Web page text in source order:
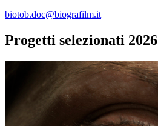
biotob.doc@biografilm.it
Progetti selezionati 2026